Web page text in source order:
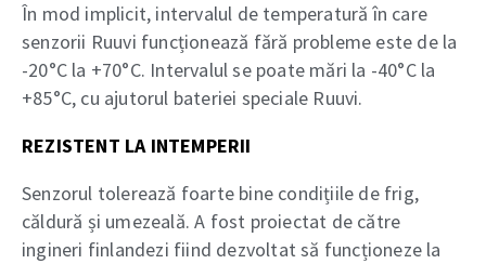
În mod implicit, intervalul de temperatură în care
senzorii Ruuvi funcționează fără probleme este de la
-20°C la +70°C. Intervalul se poate mări la -40°C la
+85°C, cu ajutorul bateriei speciale Ruuvi.
REZISTENT LA INTEMPERII
Senzorul tolerează foarte bine condițiile de frig,
căldură și umezeală. A fost proiectat de către
ingineri finlandezi fiind dezvoltat să funcționeze la